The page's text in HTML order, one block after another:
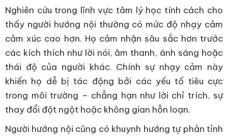
Nghiên cứu trong lĩnh vực tâm lý học tính cách cho
thấy người hướng nội thường có mức độ nhạy cảm
cảm xúc cao hơn. Họ cảm nhận sâu sắc hơn trước
các kích thích như lời nói, âm thanh, ánh sáng hoặc
thái độ của người khác. Chính sự nhạy cảm này
khiến họ dễ bị tác động bởi các yếu tố tiêu cực
trong môi trường – chẳng hạn như lời chỉ trích, sự
thay đổi đột ngột hoặc không gian hỗn loạn.
Người hướng nội cũng có khuynh hướng tự phản tỉnh